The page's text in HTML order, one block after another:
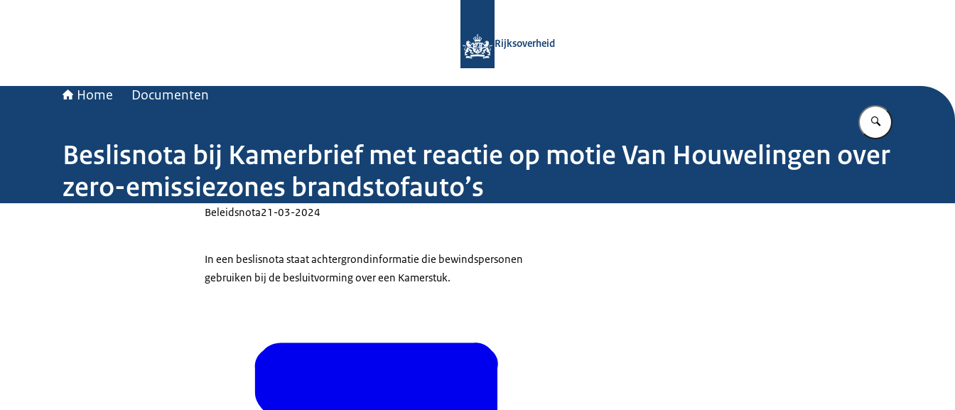
Rijksoverheid
Home Documenten
Vul in wat u
Beslisnota bij Kamerbrief met reactie op motie Van Houwelingen over
zero-emissiezones brandstofauto’s
Beleidsnota21-03-2024
In een beslisnota staat achtergrondinformatie die bewindspersonen
gebruiken bij de besluitvorming over een Kamerstuk.